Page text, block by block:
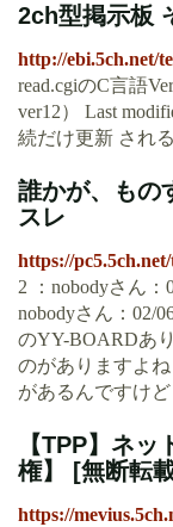
2ch型掲示板
http://ebi.5ch.net/
read.cgiのC言語
ver12） Last
続だけ更新 され
誰かが、もの
スレ
https://
2 ：nobodyさん：
nobodyさん：02/
のYY-BOARDあ
のがありますよ
があるんですけど
【TPP】ネ
権】 [無断転
https://